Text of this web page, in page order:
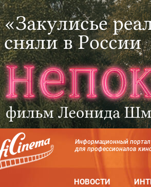
Информационный портал
для профессионалов
НОВОСТИ